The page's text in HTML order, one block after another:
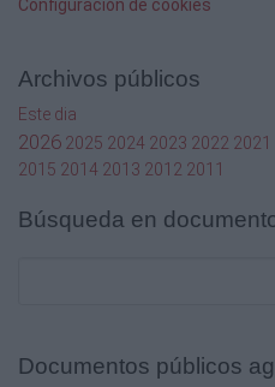
Configuración de cookies
Archivos públicos
Este dia
2026 2025 2024 2023 2022 2021
2015 2014 2013 2012 2011
Búsqueda en
Documentos públicos